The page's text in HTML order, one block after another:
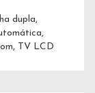
dupla,
TV LCD